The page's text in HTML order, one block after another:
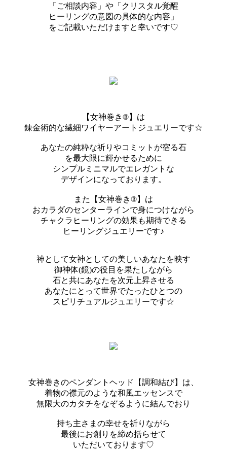
「ご相談内容」や「クリスタル覚醒
ヒーリングの意図の具体的な内容」
をご記載いただけますと幸いです♡
【女神巻き®】は
錬金術的な繊細ワイヤーアートジュエリーです☆
あなたの純粋な祈りやコミットが宿る石
を最大限に輝かせるために
シンプルミニマルでエレガントな
デザインになっております。
また【女神巻き®】は
おカラダのセンターラインで身につけながら
チャクラヒーリングの効果も期待できる
ヒーリングジュエリーです♪
神として女神としての美しいあなたを映す
御神体(鏡)の役目を果たしながら
石と共にあなたを次元上昇させる
あなたにとって世界でたったひとつの
スピリチュアルジュエリーです☆
女神巻きのペンダントヘッド【調和結び】は、
着物の襟元のような和風エッセンスで
無限大のカタチをなぞるように結んでおり
持ち主さまの幸せを祈りながら
最後にお創りを締め括らせて
いただいております♡